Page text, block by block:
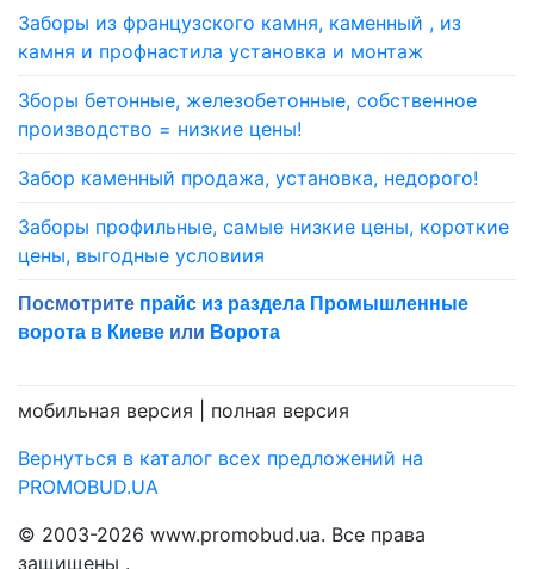
Заборы из французского камня, каменный , из
камня и профнастила установка и монтаж
Зборы бетонные, железобетонные, собственное
производство = низкие цены!
Забор каменный продажа, установка, недорого!
Заборы профильные, самые низкие цены, короткие
цены, выгодные условиия
Посмотрите прайс из раздела Промышленные
ворота в Киеве или Ворота
мобильная версия | полная версия
Вернуться в каталог всех предложений на
PROMOBUD.UA
© 2003-2026 www.promobud.ua. Все права
защищены .